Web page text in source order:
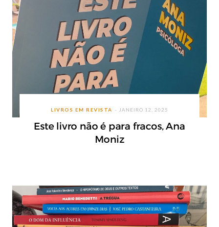
LIVROS EM REVISTA JANEIRO 12, 2025
Este livro não é para fracos, Ana
Moniz